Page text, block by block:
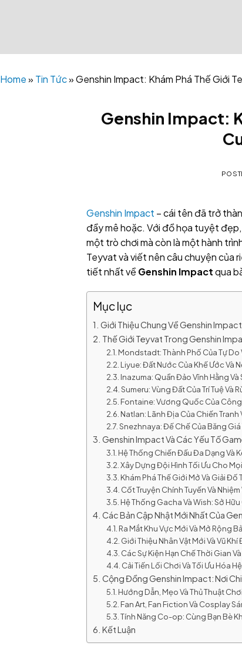
Home» Tin Tức»Genshin Impact: Khám Phá Thế Giới
Genshin Impact:
Genshin Impact – cái tên đã trở
đầy mê hoặc. Với đồ họa tuyệt
một trò chơi mà còn là một hành
Teyvat và viết nên câu chuyện của
tiết nhất về Genshin Impactqua
Mục lục
Giới Thiệu Chung Về Genshin
Thế Giới Teyvat Trong Genshin
Mondstadt: Thành Phố Của Tự Do
Liyue: Đất Nước Của Khế Ước Và
Inazuma: Quần Đảo Vĩnh Hằng Và
Sumeru: Vùng Đất Của Trí Tuệ Và
Fontaine: Vương Quốc Của Công
Natlan: Lãnh Địa Của Chiến Tranh
Snezhnaya: Đế Chế Của Băng
Genshin Impact Và Các Yếu Tố
Hệ Thống Chiến Đấu Đa Dạng Và
Xây Dựng Đội Hình Tối Ưu Cho
Khám Phá Thế Giới Mở Và Giải Đố
Cốt Truyện Chính Tuyến Và
Hệ Thống Gacha Và Wish: Sở
Các Bản Cập Nhật Mới Nhất Của
Ra Mắt Khu Vực Mới Và Mở Rộng
Giới Thiệu Nhân Vật Mới Và Vũ
Các Sự Kiện Hạn Chế Thời Gian
Cải Tiến Lối Chơi Và Tối Ưu Hóa
Cộng Đồng Genshin Impact: Nơi
Hướng Dẫn, Mẹo Và Thủ Thuật
Fan Art, Fan Fiction Và Cosplay
Tính Năng Co-op: Cùng Bạn Bè
Kết Luận